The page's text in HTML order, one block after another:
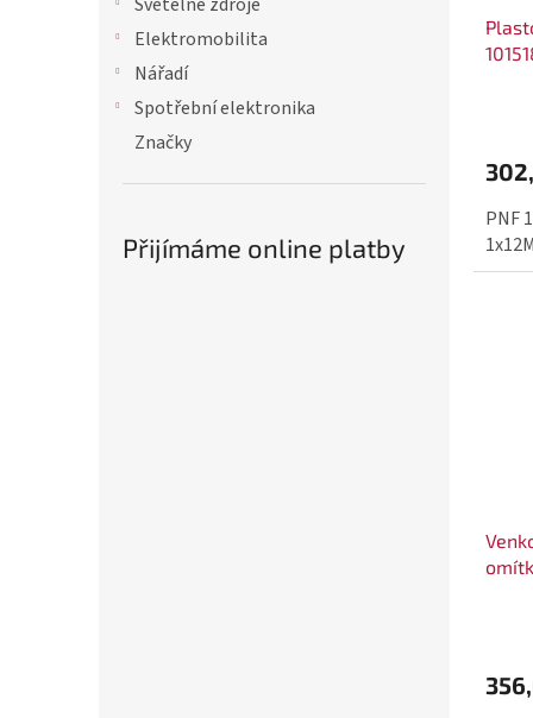
Elektromobilita
Nářadí
Spotřební elektronika
Značky
Přijímáme online platby
PNF